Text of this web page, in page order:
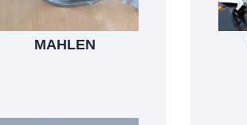
MAHLEN